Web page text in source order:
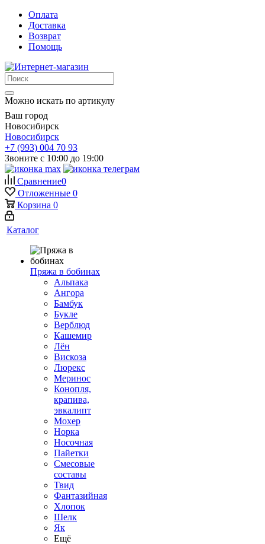
Оплата
Доставка
Возврат
Помощь
Можно искать по артикулу
Ваш город
Новосибирск
Новосибирск
+7 (993) 004 70 93
Звоните с 10:00 до 19:00
Сравнение0
Отложенные 0
Корзина 0
Каталог
Пряжа в бобинах
Альпака
Ангора
Бамбук
Букле
Верблюд
Кашемир
Лён
Вискоза
Люрекс
Меринос
Конопля,
крапива,
эвкалипт
Мохер
Норка
Носочная
Пайетки
Смесовые
составы
Твид
Фантазийная
Хлопок
Шелк
Як
Ещё